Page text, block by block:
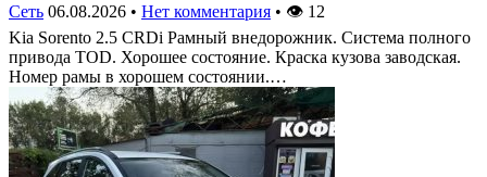
Сеть 06.08.2026 • Нет комментария • 👁 12
Kia Sorento 2.5 CRDi Рамный внедорожник. Система полного
привода TOD. Хорошее состояние. Краска кузова заводская.
Номер рамы в хорошем состоянии.…